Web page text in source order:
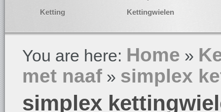
Ketting Kettingwielen
You are here: Home »
met naaf » simplex
simplex